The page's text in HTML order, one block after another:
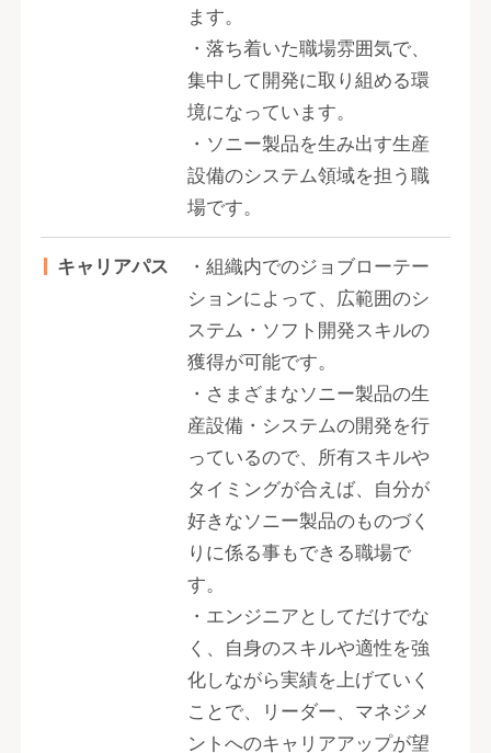
ます。
・落ち着いた職場雰囲気で、
集中して開発に取り組める環
境になっています。
・ソニー製品を生み出す生産
設備のシステム領域を担う職
場です。
キャリアパス
・組織内でのジョブローテー
ションによって、広範囲のシ
ステム・ソフト開発スキルの
獲得が可能です。
・さまざまなソニー製品の生
産設備・システムの開発を行
っているので、所有スキルや
タイミングが合えば、自分が
好きなソニー製品のものづく
りに係る事もできる職場で
す。
・エンジニアとしてだけでな
く、自身のスキルや適性を強
化しながら実績を上げていく
ことで、リーダー、マネジメ
ントへのキャリアアップが望